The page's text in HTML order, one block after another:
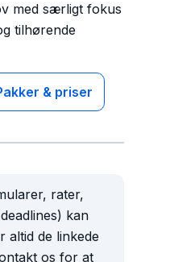
med særligt fokus
tilhørende
& priser
rater,
kan
altid de linkede
os for at